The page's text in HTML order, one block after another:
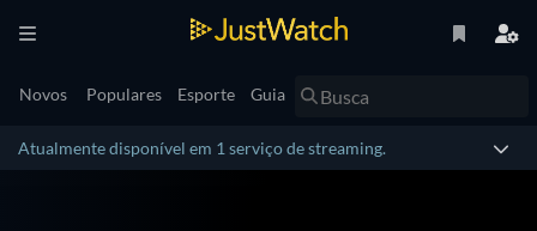
Novos Populares Esporte Guia
Atualmente disponível em 1 serviço de streaming.